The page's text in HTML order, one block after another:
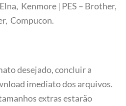
Kenmore | PES – Brother,
Compucon.
desejado, concluir a
imediato dos arquivos.
extras estarão